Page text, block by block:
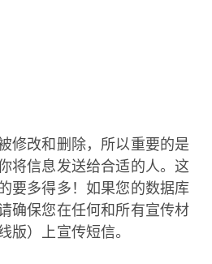
修改和删除，所以重要的是
将信息发送给合适的人。这
要多得多！如果您的数据库
确保您在任何和所有宣传材
版）上宣传短信。